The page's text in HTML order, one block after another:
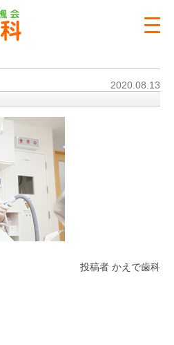
2020.08.13
投稿者 かえで歯科